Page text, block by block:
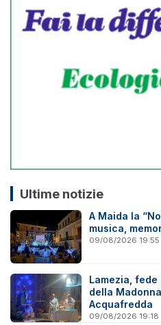
Ultime notizie
A Maida la
musica,
09/08/2026 19:55
Lamezia,
della
Acquafredda
09/08/2026 19:18